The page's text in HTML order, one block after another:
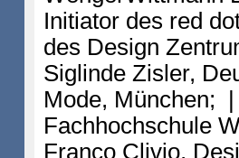
Initiator des red
des Design
Siglinde Zisler,
Mode, München;
Fachhochschule
Franco Clivio,